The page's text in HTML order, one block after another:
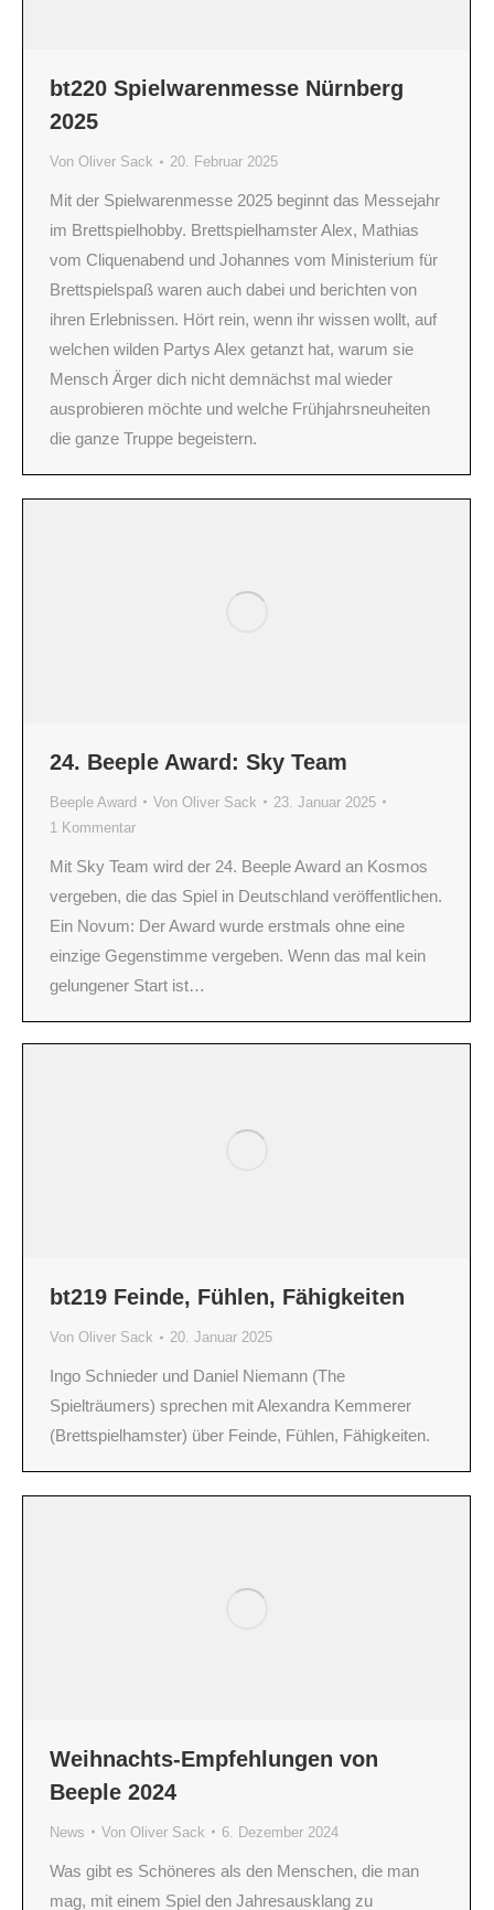
bt220 Spielwarenmesse Nürnberg
2025
Von Oliver Sack 20. Februar 2025
Mit der Spielwarenmesse 2025 beginnt das Messejahr
im Brettspielhobby. Brettspielhamster Alex, Mathias
vom Cliquenabend und Johannes vom Ministerium für
Brettspielspaß waren auch dabei und berichten von
ihren Erlebnissen. Hört rein, wenn ihr wissen wollt, auf
welchen wilden Partys Alex getanzt hat, warum sie
Mensch Ärger dich nicht demnächst mal wieder
ausprobieren möchte und welche Frühjahrsneuheiten
die ganze Truppe begeistern.
24. Beeple Award: Sky Team
Beeple Award Von Oliver Sack
23. Januar 2025
1 Kommentar
Mit Sky Team wird der 24. Beeple Award an Kosmos
vergeben, die das Spiel in Deutschland veröffentlichen.
Ein Novum: Der Award wurde erstmals ohne eine
einzige Gegenstimme vergeben. Wenn das mal kein
gelungener Start ist…
bt219 Feinde, Fühlen, Fähigkeiten
Von Oliver Sack 20. Januar 2025
Ingo Schnieder und Daniel Niemann (The
Spielträumers) sprechen mit Alexandra Kemmerer
(Brettspielhamster) über Feinde, Fühlen, Fähigkeiten.
Weihnachts-Empfehlungen von
Beeple 2024
News Von Oliver Sack 6. Dezember 2024
Was gibt es Schöneres als den Menschen, die man
mag, mit einem Spiel den Jahresausklang zu